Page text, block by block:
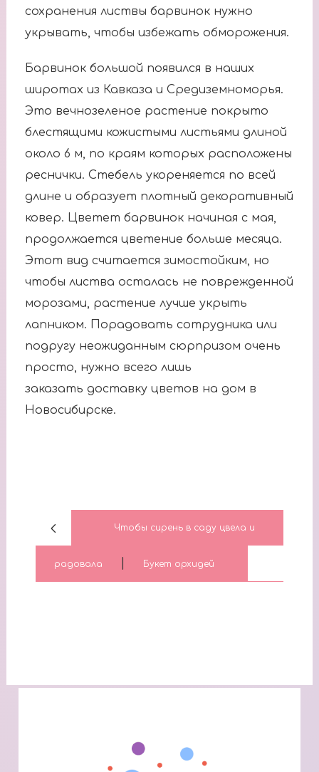
сохранения листвы барвинок нужно
укрывать, чтобы избежать обморожения.
Барвинок большой появился в наших
широтах из Кавказа и Средиземноморья.
Это вечнозеленое растение покрыто
блестящими кожистыми листьями длиной
около 6 м, по краям которых расположены
реснички. Стебель укореняется по всей
длине и образует плотный декоративный
ковер. Цветет барвинок начиная с мая,
продолжается цветение больше месяца.
Этот вид считается зимостойким, но
чтобы листва осталась не поврежденной
морозами, растение лучше укрыть
лапником. Порадовать сотрудника или
подругу неожиданным сюрпризом очень
просто, нужно всего лишь
заказать доставку цветов на дом в
Новосибирске.
Чтобы сирень в саду цвела и
радовала Букет орхидей